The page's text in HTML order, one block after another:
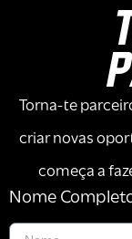
Torna-te
criar novas
começa a
Nome